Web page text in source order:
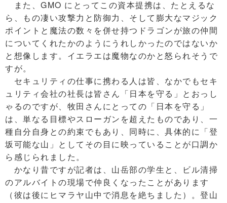
また、GMO にとってこの資本提携は、たとえるな
ら、もの凄い攻撃力と防御力、そして膨大なマジック
ポイントと魔法の数々を併せ持つドラゴンが旅の仲間
についてくれたかのようにうれしかったのではないか
と想像します。イエラエは魔物なのかと怒られそうで
すが。
セキュリティの仕事に携わる人は皆、なかでもセキ
ュリティ会社の社長は皆さん「日本を守る」とおっし
ゃるのですが、牧田さんにとっての「日本を守る」
は、単なる目標やスローガンを超えたものであり、一
種自分自身との約束でもあり、同時に、具体的に「登
坂可能な山」としてその目に映っていることが口調か
ら感じられました。
かなり昔ですが記者は、山岳部の学生と、ビル清掃
のアルバイトの現場で仲良くなったことがあります
（彼は後にヒマラヤ山中で消息を絶ちました）。登山